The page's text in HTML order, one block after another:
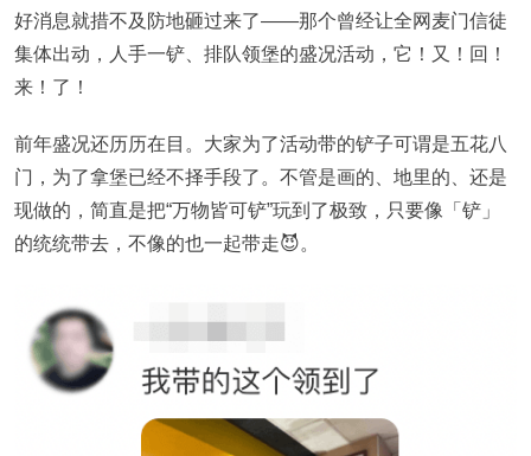
好消息就措不及防地砸过来了——那个曾经让全网麦门信徒
集体出动，人手一铲、排队领堡的盛况活动，它！又！回！
来！了！
前年盛况还历历在目。大家为了活动带的铲子可谓是五花八
门，为了拿堡已经不择手段了。不管是画的、地里的、还是
现做的，简直是把“万物皆可铲”玩到了极致，只要像「铲」
的统统带去，不像的也一起带走😈。